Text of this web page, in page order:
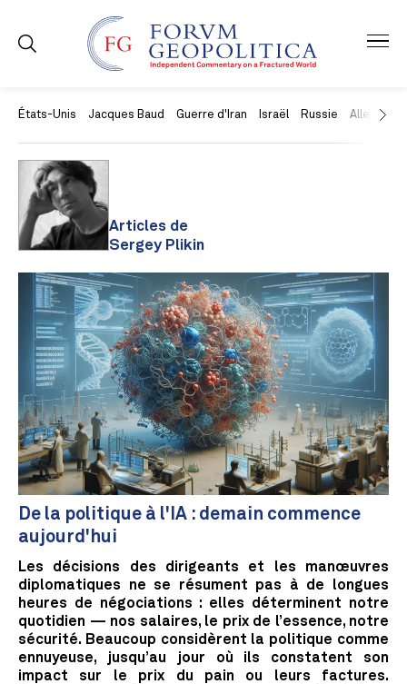
États-Unis Jacques Baud Guerre d'Iran Israël Russie Allemagne
Articles de
Sergey Plikin
De la politique à l'IA : demain commence
aujourd'hui
Les décisions des dirigeants et les manœuvres
diplomatiques ne se résument pas à de longues
heures de négociations : elles déterminent notre
quotidien — nos salaires, le prix de l’essence, notre
sécurité. Beaucoup considèrent la politique comme
ennuyeuse, jusqu’au jour où ils constatent son
impact sur le prix du pain ou leurs factures.